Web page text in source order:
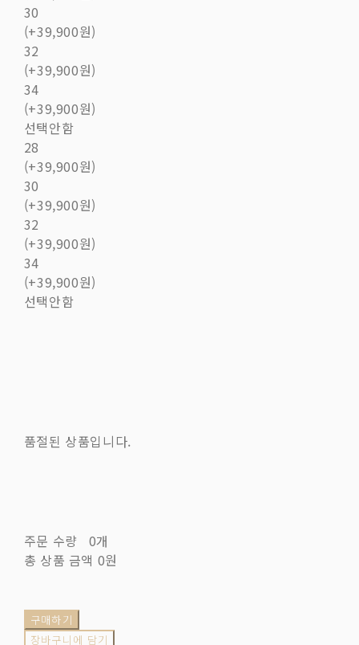
30
(+39,900원)
32
(+39,900원)
34
(+39,900원)
선택안함
28
(+39,900원)
30
(+39,900원)
32
(+39,900원)
34
(+39,900원)
선택안함
품절된 상품입니다.
주문 수량
0개
총 상품 금액 0원
구매하기
장바구니에 담기